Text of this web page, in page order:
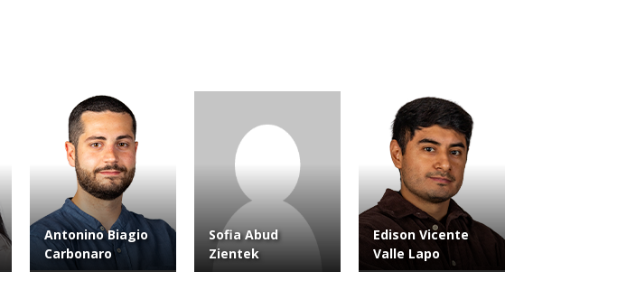
Antonino Biagio
Carbonaro
Sofia Abud
Zientek
Edison Vicente
Valle Lapo